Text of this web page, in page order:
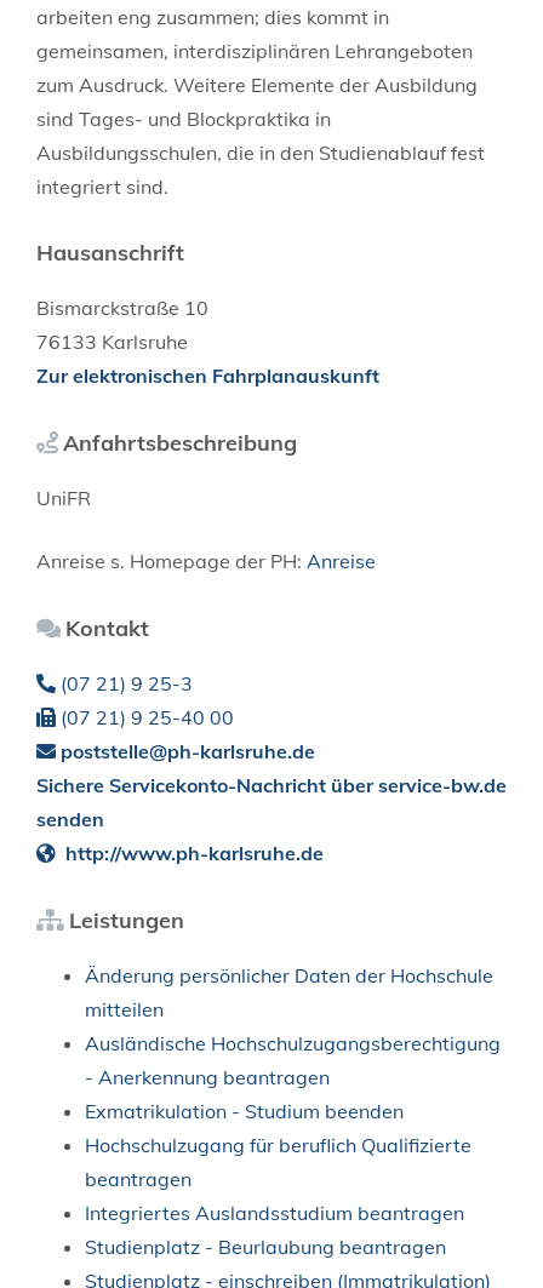
arbeiten eng zusammen; dies kommt in
gemeinsamen, interdisziplinären Lehrangeboten
zum Ausdruck. Weitere Elemente der Ausbildung
sind Tages- und Blockpraktika in
Ausbildungsschulen, die in den Studienablauf fest
integriert sind.
Hausanschrift
Bismarckstraße 10
76133 Karlsruhe
Zur elektronischen Fahrplanauskunft
Anfahrtsbeschreibung
UniFR
Anreise s. Homepage der PH: Anreise
Kontakt
(07 21) 9 25-3
(07 21) 9 25-40 00
poststelle@ph-karlsruhe.de
Sichere Servicekonto-Nachricht über service-bw.de
senden
http://www.ph-karlsruhe.de
Leistungen
Änderung persönlicher Daten der Hochschule
mitteilen
Ausländische Hochschulzugangsberechtigung
- Anerkennung beantragen
Exmatrikulation - Studium beenden
Hochschulzugang für beruflich Qualifizierte
beantragen
Integriertes Auslandsstudium beantragen
Studienplatz - Beurlaubung beantragen
Studienplatz - einschreiben (Immatrikulation)